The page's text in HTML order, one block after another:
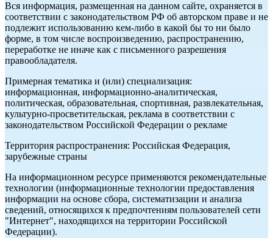
Вся информация, размещенная на данном сайте, охраняется в
соответствии с законодательством РФ об авторском праве и не
подлежит использованию кем-либо в какой бы то ни было
форме, в том числе воспроизведению, распространению,
переработке не иначе как с письменного разрешения
правообладателя.
Примерная тематика и (или) специализация:
информационная, информационно-аналитическая,
политическая, образовательная, спортивная, развлекательная,
культурно-просветительская, реклама в соответствии с
законодательством Российской Федерации о рекламе
Территория распространения: Российская Федерация,
зарубежные страны
На информационном ресурсе применяются рекомендательные
технологии (информационные технологии предоставления
информации на основе сбора, систематизации и анализа
сведений, относящихся к предпочтениям пользователей сети
"Интернет", находящихся на территории Российской
Федерации).